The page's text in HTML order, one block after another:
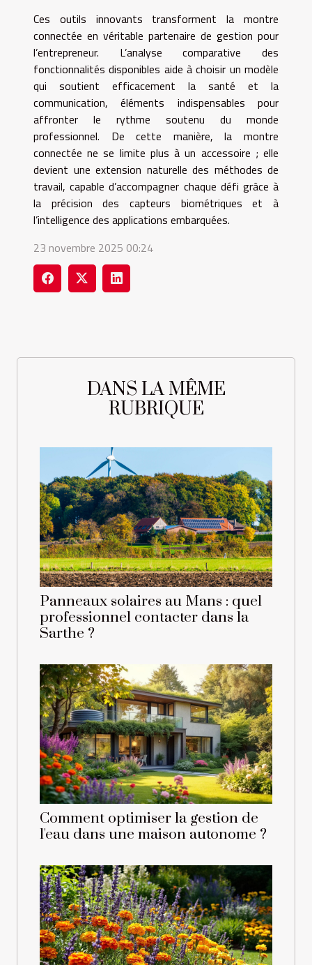
Ces outils innovants transforment la montre
connectée en véritable partenaire de gestion pour
l’entrepreneur. L’analyse comparative des
fonctionnalités disponibles aide à choisir un modèle
qui soutient efficacement la santé et la
communication, éléments indispensables pour
affronter le rythme soutenu du monde
professionnel. De cette manière, la montre
connectée ne se limite plus à un accessoire ; elle
devient une extension naturelle des méthodes de
travail, capable d’accompagner chaque défi grâce à
la précision des capteurs biométriques et à
l’intelligence des applications embarquées.
23 novembre 2025 00:24
DANS LA MÊME
RUBRIQUE
Panneaux solaires au Mans : quel
professionnel contacter dans la
Sarthe ?
Comment optimiser la gestion de
l'eau dans une maison autonome ?